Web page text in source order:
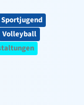
Sportjugend
Volleyball